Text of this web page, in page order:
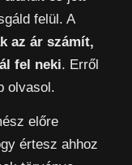
felül. A
az ár számít,
fel neki. Erről
olvasol.
előre
értesz ahhoz